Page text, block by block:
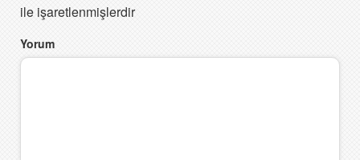
ile işaretlenmişlerdir
Yorum